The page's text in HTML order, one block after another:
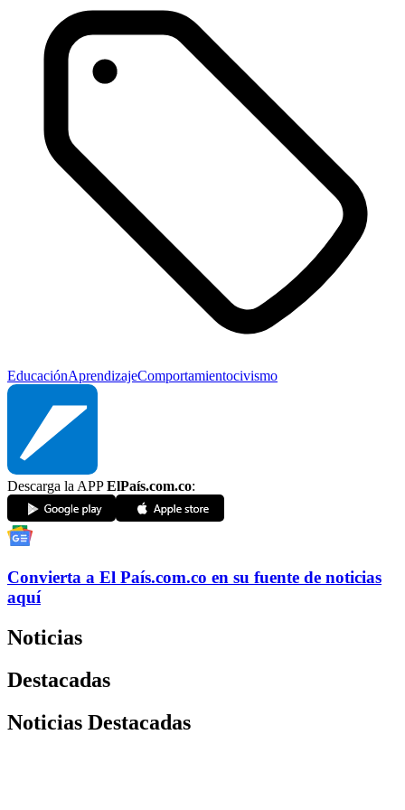
EducaciónAprendizajeComportamientocivismo
Descarga la APPElPaís.com.co:
Convierta a El País.com.co en su fuente de noticias
aquí
Noticias
Destacadas
Noticias Destacadas